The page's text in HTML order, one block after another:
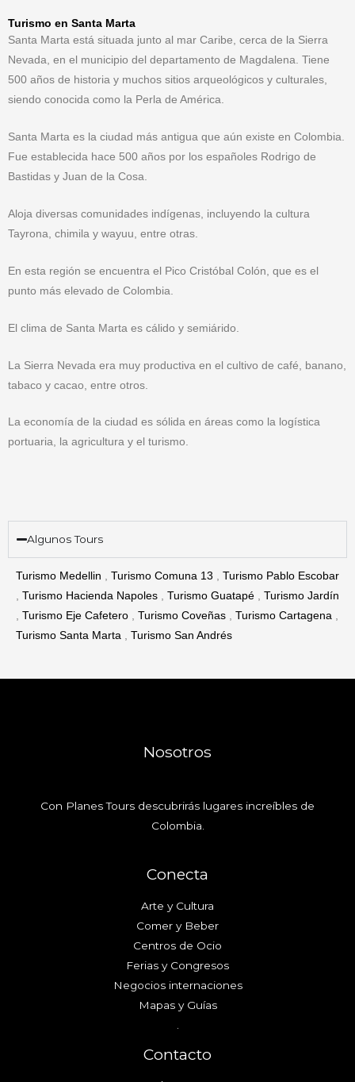
Turismo en Santa Marta
Santa Marta está situada junto al mar Caribe, cerca de la Sierra
Nevada, en el municipio del departamento de Magdalena. Tiene
500 años de historia y muchos sitios arqueológicos y culturales,
siendo conocida como la Perla de América.
Santa Marta es la ciudad más antigua que aún existe en Colombia.
Fue establecida hace 500 años por los españoles Rodrigo de
Bastidas y Juan de la Cosa.
Aloja diversas comunidades indígenas, incluyendo la cultura
Tayrona, chimila y wayuu, entre otras.
En esta región se encuentra el Pico Cristóbal Colón, que es el
punto más elevado de Colombia.
El clima de Santa Marta es cálido y semiárido.
La Sierra Nevada era muy productiva en el cultivo de café, banano,
tabaco y cacao, entre otros.
La economía de la ciudad es sólida en áreas como la logística
portuaria, la agricultura y el turismo.
Algunos Tours
Turismo Medellin , Turismo Comuna 13 , Turismo Pablo Escobar
, Turismo Hacienda Napoles , Turismo Guatapé , Turismo Jardín
, Turismo Eje Cafetero , Turismo Coveñas , Turismo Cartagena ,
Turismo Santa Marta , Turismo San Andrés
Nosotros
Con Planes Tours descubrirás lugares increíbles de
Colombia.
Conecta
Arte y Cultura
Comer y Beber
Centros de Ocio
Ferias y Congresos
Negocios internaciones
Mapas y Guías
Contacto